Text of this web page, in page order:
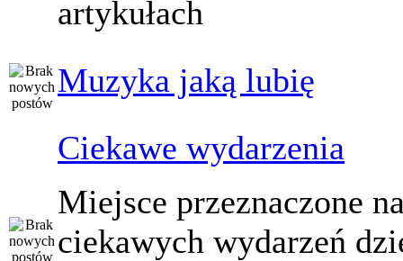
artykułach
Muzyka jaką lubię
Ciekawe wydarzenia
Miejsce przeznaczone
ciekawych wydarzeń